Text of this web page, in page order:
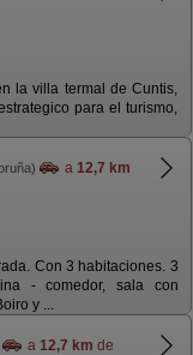
la villa termal de Cuntis,
para el turismo,
a 12,7 km
Con 3 habitaciones. 3
- comedor, sala con
y ...
a 12,7 km de